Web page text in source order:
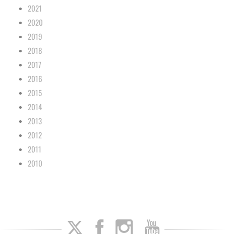
2021
2020
2019
2018
2017
2016
2015
2014
2013
2012
2011
2010